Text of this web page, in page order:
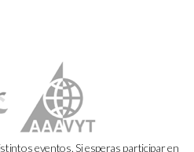
eventos. Si esperas participar en